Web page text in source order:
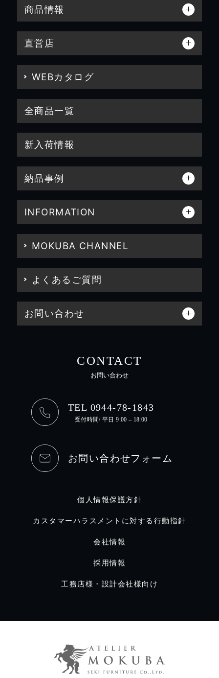
商品情報
直営店
WEBカタログ
全商品一覧
新入荷情報
納品事例
INFORMATION
MOKUBA CHANNEL
よくあるご質問
お問い合わせ
CONTACT
お問い合わせ
TEL 0944-78-1843
受付時間/ 平日 9:00 – 18:00
お問い合わせフォーム
個人情報保護方針
カスタマーハラスメントに対する行動指針
会社情報
採用情報
工務店様・設計会社様向け